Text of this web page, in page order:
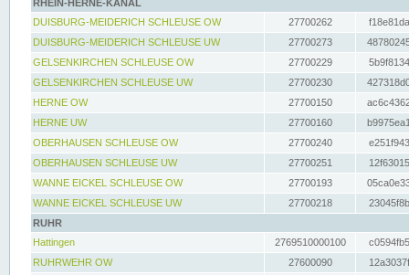
RHEIN-HERNE-KANAL
DUISBURG-MEIDERICH SCHLEUSE OW
27700262
DUISBURG-MEIDERICH SCHLEUSE UW
27700273
GELSENKIRCHEN SCHLEUSE OW
27700229
GELSENKIRCHEN SCHLEUSE UW
27700230
HERNE OW
27700150
HERNE UW
27700160
OBERHAUSEN SCHLEUSE OW
27700240
OBERHAUSEN SCHLEUSE UW
27700251
WANNE EICKEL SCHLEUSE OW
27700193
WANNE EICKEL SCHLEUSE UW
27700218
RUHR
Hattingen
2769510000100
RUHRWEHR OW
27600090